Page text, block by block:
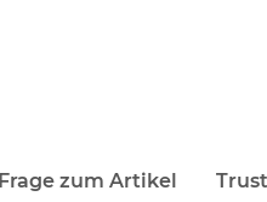
Frage zum Artikel